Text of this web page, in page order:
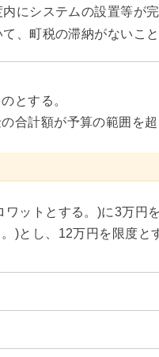
にシステムの設置等が
、町税の滞納がないこと
とする。
合計額が予算の範囲を
ットとする。)に3万円
)とし、12万円を限度と